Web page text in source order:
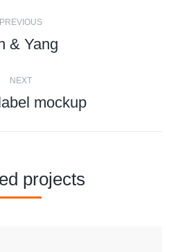
PREVIOUS
Previous
& Yang
NEXT
Nextmockup
projects